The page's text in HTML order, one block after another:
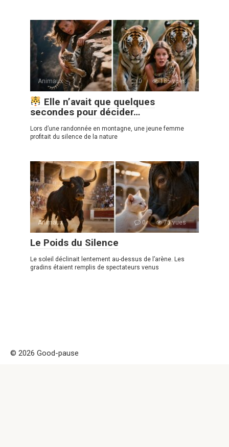
Animaux 0 185 vues
Elle n’avait que quelques
secondes pour décider…
Lors d’une randonnée en montagne, une jeune femme
profitait du silence de la nature
Animaux 0 75 vues
Le Poids du Silence
Le soleil déclinait lentement au-dessus de l’arène. Les
gradins étaient remplis de spectateurs venus
© 2026 Good-pause